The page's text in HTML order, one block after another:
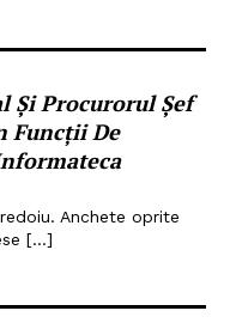
ROMÂNIA
Și Procurorul Șef
Funcții De
Anchete oprite
[…]